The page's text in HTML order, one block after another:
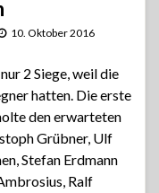
10. Oktober 2016
2 Siege, weil die
hatten. Die erste
den erwarteten
Grübner, Ulf
Stefan Erdmann
Ralf